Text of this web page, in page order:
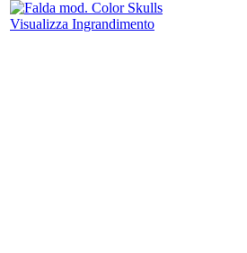
Visualizza Ingrandimento